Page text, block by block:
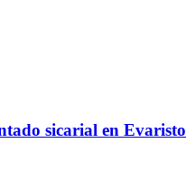
sicarial en